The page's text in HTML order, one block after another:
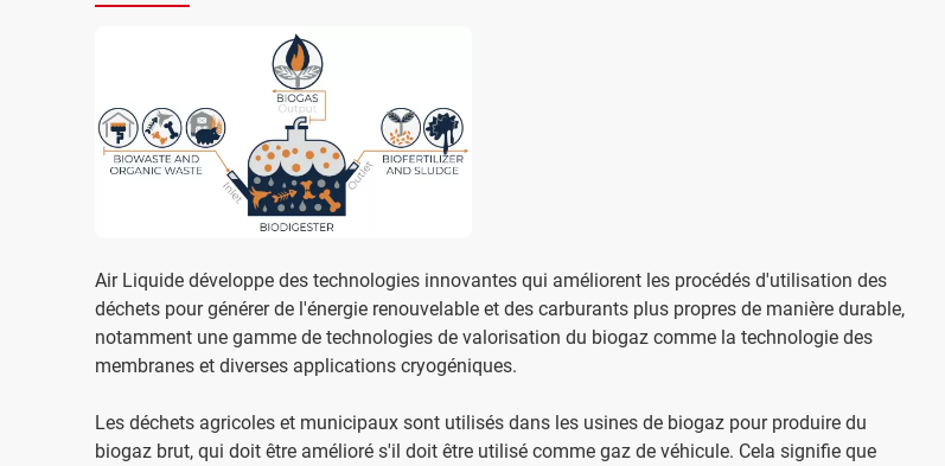
Air Liquide développe des technologies innovantes qui améliorent les procédés d'utilisation des
déchets pour générer de l'énergie renouvelable et des carburants plus propres de manière durable,
notamment une gamme de technologies de valorisation du biogaz comme la technologie des
membranes et diverses applications cryogéniques.
Les déchets agricoles et municipaux sont utilisés dans les usines de biogaz pour produire du
biogaz brut, qui doit être amélioré s'il doit être utilisé comme gaz de véhicule. Cela signifie que